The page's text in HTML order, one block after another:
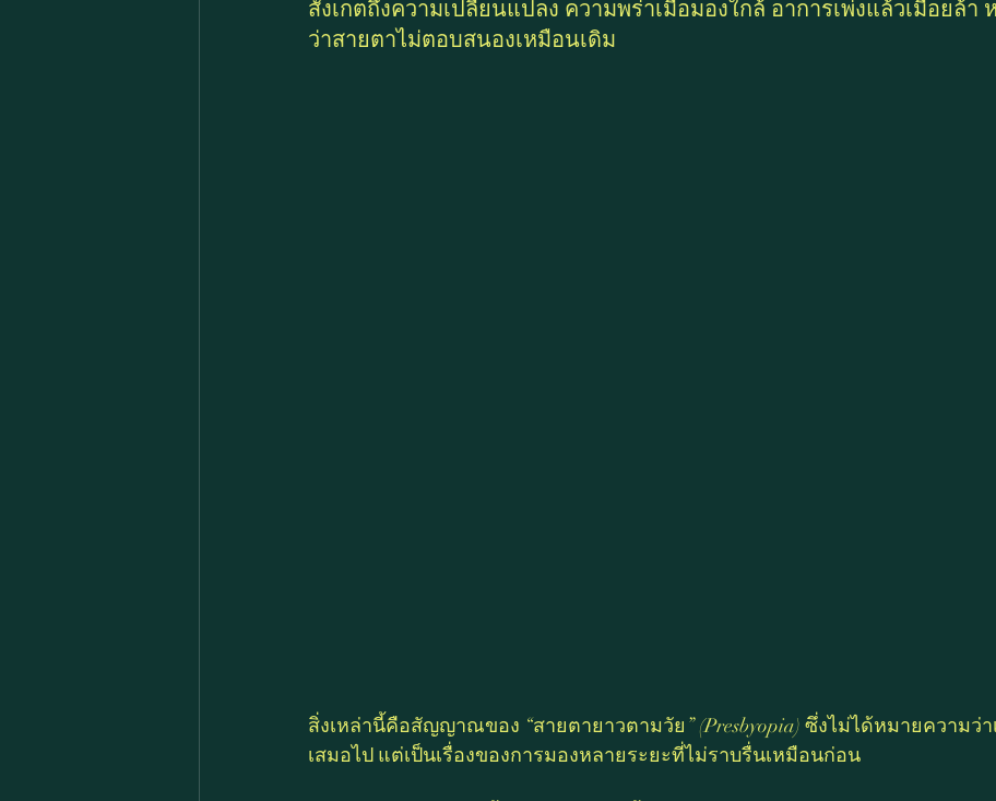
สังเกตถึงความเปลี่ยนแปลง ความพร่าเมื่อมองใกล้ อาการเพ่งแล้วเมื่อยล้า
ว่าสายตาไม่ตอบสนองเหมือนเดิม
สิ่งเหล่านี้คือสัญญาณของ “สายตายาวตามวัย” (Presbyopia) ซึ่งไม่ได้หมายความว่
เสมอไป แต่เป็นเรื่องของการมองหลายระยะที่ไม่ราบรื่นเหมือนก่อน